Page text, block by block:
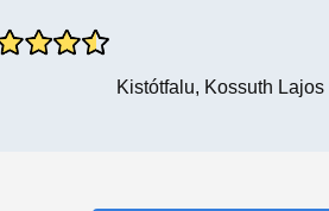
Kistótfalu, Kossuth